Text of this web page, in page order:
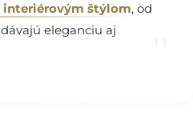
interiérovým štýlom, od
eleganciu aj